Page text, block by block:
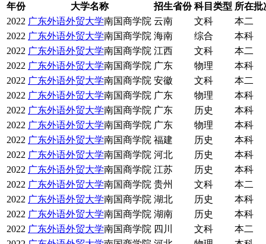
年份 大学名称 招生省份 科目类型 所在批
2022 广东外语外贸大学南国商学院 云南 文科
本二
2022 广东外语外贸大学南国商学院 海南 综合
本科
2022 广东外语外贸大学南国商学院 江西 文科
本二
2022 广东外语外贸大学南国商学院 广东 物理
本科
2022 广东外语外贸大学南国商学院 安徽 文科
本二
2022 广东外语外贸大学南国商学院 广东 物理
本科
2022 广东外语外贸大学南国商学院 广东 历史
本科
2022 广东外语外贸大学南国商学院 广东 物理
本科
2022 广东外语外贸大学南国商学院 福建 历史
本科
2022 广东外语外贸大学南国商学院 河北 历史
本科
2022 广东外语外贸大学南国商学院 江苏 历史
本科
2022 广东外语外贸大学南国商学院 贵州 文科
本二
2022 广东外语外贸大学南国商学院 湖北 历史
本科
2022 广东外语外贸大学南国商学院 湖南 历史
本科
2022 广东外语外贸大学南国商学院 四川 文科
本二